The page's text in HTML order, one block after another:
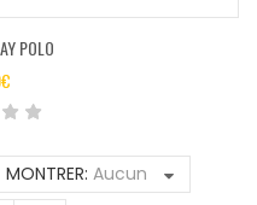
POLO
€
MONTRER: Aucun